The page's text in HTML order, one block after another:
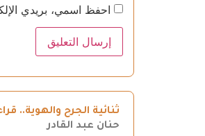
احفظ اسمي، بريدي
ثنائية الجرح والهوية..
حنان عبد القادر